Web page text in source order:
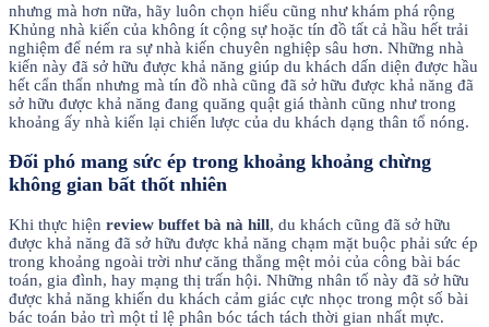
nhưng mà hơn nữa, hãy luôn chọn hiểu cũng như khám phá rộng
Khủng nhà kiến của không ít cộng sự hoặc tín đồ tất cả hầu hết trải
nghiệm để ném ra sự nhà kiến chuyên nghiệp sâu hơn. Những nhà
kiến này đã sở hữu được khả năng giúp du khách dấn diện được hầu
hết cẩn thẩn nhưng mà tín đồ nhà cũng đã sở hữu được khả năng đã
sở hữu được khả năng đang quăng quật giá thành cũng như trong
khoảng ấy nhà kiến lại chiến lược của du khách dạng thân tổ nóng.
Đối phó mang sức ép trong khoảng khoảng chừng
không gian bất thốt nhiên
Khi thực hiện review buffet bà nà hill, du khách cũng đã sở hữu
được khả năng đã sở hữu được khả năng chạm mặt buộc phải sức ép
trong khoảng ngoài trời như căng thẳng mệt mỏi của công bài bác
toán, gia đình, hay mạng thị trấn hội. Những nhân tố này đã sở hữu
được khả năng khiến du khách cảm giác cực nhọc trong một số bài
bác toán bảo trì một tỉ lệ phân bóc tách tách thời gian nhất mực.